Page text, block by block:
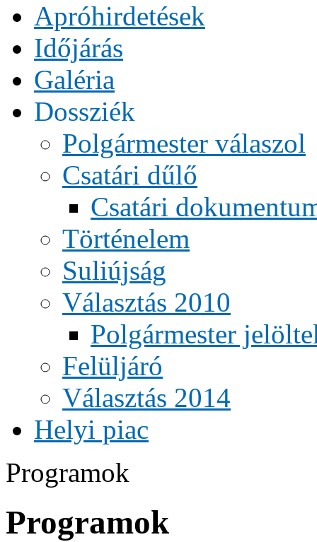
Apróhirdetések
Időjárás
Galéria
Dossziék
Polgármester válaszol
Csatári dűlő
Csatári
Történelem
Suliújság
Választás 2010
Polgármester
Felüljáró
Választás 2014
Helyi piac
Programok
Programok